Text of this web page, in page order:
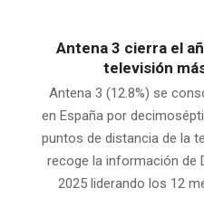
Antena 3 cierra el
televisión
Antena 3 (12.8%) se
en España por
puntos de distancia de la
recoge la información de
2025 liderando los 12